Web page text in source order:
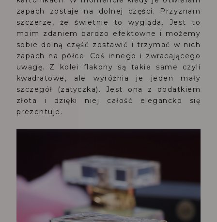
zapach zostaje na dolnej części. Przyznam
szczerze, że świetnie to wygląda. Jest to
moim zdaniem bardzo efektowne i możemy
sobie dolną część zostawić i trzymać w nich
zapach na półce. Coś innego i zwracającego
uwagę. Z kolei flakony są takie same czyli
kwadratowe, ale wyróżnia je jeden mały
szczegół (zatyczka). Jest ona z dodatkiem
złota i dzięki niej całość elegancko się
prezentuje.